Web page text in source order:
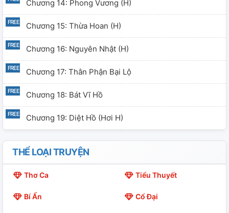
Chương 14: Phong Vương (H)
Chương 15: Thừa Hoan (H)
Chương 16: Nguyên Nhật (H)
Chương 17: Thân Phận Bại Lộ
Chương 18: Bát Vĩ Hồ
Chương 19: Diệt Hồ (hơi H)
Chương 20: Đăng Cơ (H)
Chương 21: Ba Người Hành (cao H)
THỂ LOẠI TRUYỆN
Thơ Ca Tiểu Thuyết
Bí Ẩn Cổ Đại